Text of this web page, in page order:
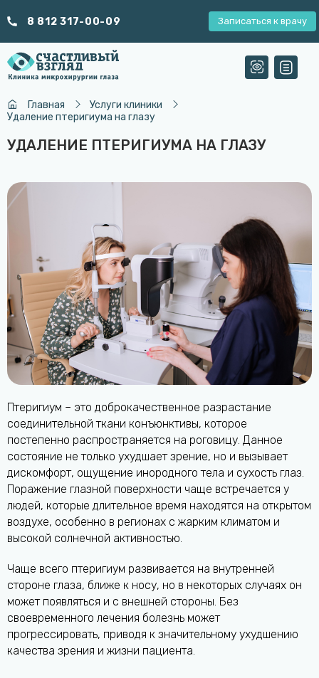
8 812 317-00-09 Записаться к врачу
Главная
Услуги клиники
Удаление птеригиума на глазу
УДАЛЕНИЕ ПТЕРИГИУМА НА ГЛАЗУ
Птеригиум – это доброкачественное разрастание
соединительной ткани конъюнктивы, которое
постепенно распространяется на роговицу. Данное
состояние не только ухудшает зрение, но и вызывает
дискомфорт, ощущение инородного тела и сухость глаз.
Поражение глазной поверхности чаще встречается у
людей, которые длительное время находятся на открытом
воздухе, особенно в регионах с жарким климатом и
высокой солнечной активностью.
Чаще всего птеригиум развивается на внутренней
стороне глаза, ближе к носу, но в некоторых случаях он
может появляться и с внешней стороны. Без
своевременного лечения болезнь может
прогрессировать, приводя к значительному ухудшению
качества зрения и жизни пациента.